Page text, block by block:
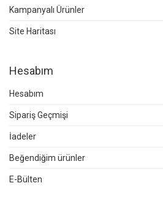
Kampanyalı Ürünler
Site Haritası
Hesabım
Hesabım
Sipariş Geçmişi
İadeler
Beğendiğim ürünler
E-Bülten